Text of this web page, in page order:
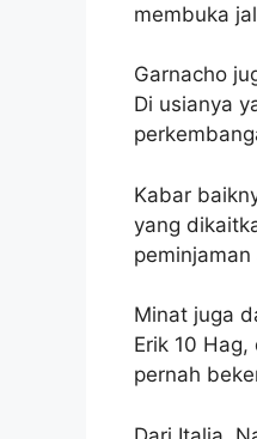
membuka
Garnacho
Di usianya
Kabar
yang
Minat juga
Erik 10
pernah